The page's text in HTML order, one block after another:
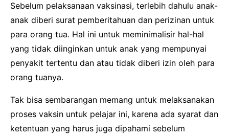
Sebelum pelaksanaan vaksinasi, terlebih dahulu anak-
anak diberi surat pemberitahuan dan perizinan untuk
para orang tua. Hal ini untuk meminimalisir hal-hal
yang tidak diinginkan untuk anak yang mempunyai
penyakit tertentu dan atau tidak diberi izin oleh para
orang tuanya.
Tak bisa sembarangan memang untuk melaksanakan
proses vaksin untuk pelajar ini, karena ada syarat dan
ketentuan yang harus juga dipahami sebelum